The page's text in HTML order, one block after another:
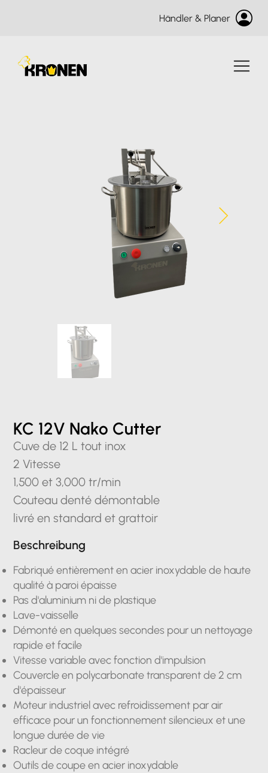
Händler & Planer
KC 12V Nako Cutter
Cuve de 12 L tout inox
2 Vitesse
1,500 et 3,000 tr/min
Couteau denté démontable
livré en standard et grattoir
Beschreibung
Fabriqué entièrement en acier inoxydable de haute
qualité à paroi épaisse
Pas d'aluminium ni de plastique
Lave-vaisselle
Démonté en quelques secondes pour un nettoyage
rapide et facile
Vitesse variable avec fonction d'impulsion
Couvercle en polycarbonate transparent de 2 cm
d'épaisseur
Moteur industriel avec refroidissement par air
efficace pour un fonctionnement silencieux et une
longue durée de vie
Racleur de coque intégré
Outils de coupe en acier inoxydable